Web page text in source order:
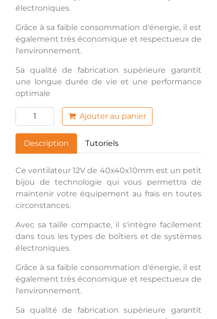
électroniques.
Grâce à sa faible consommation d'énergie, il est
également très économique et respectueux de
l'environnement.
Sa qualité de fabrication supérieure garantit
une longue durée de vie et une performance
optimale
Ajouter au panier
Description Tutoriels
Ce ventilateur 12V de 40x40x10mm est un petit
bijou de technologie qui vous permettra de
maintenir votre équipement au frais en toutes
circonstances.
Avec sa taille compacte, il s'intègre facilement
dans tous les types de boîtiers et de systèmes
électroniques.
Grâce à sa faible consommation d'énergie, il est
également très économique et respectueux de
l'environnement.
Sa qualité de fabrication supérieure garantit